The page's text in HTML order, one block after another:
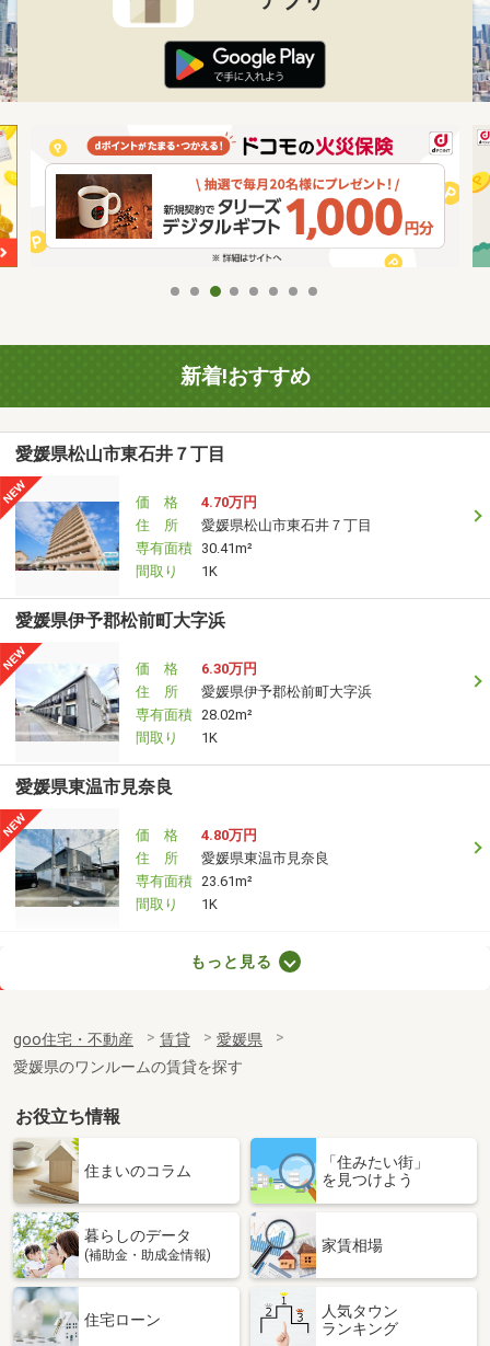
新着!おすすめ
愛媛県松山市東石井７丁目
価 格
4.70万円
住 所
愛媛県松山市東石井７丁目
専有面積 30.41m²
間取り
1K
愛媛県伊予郡松前町大字浜
価 格
6.30万円
住 所
愛媛県伊予郡松前町大字浜
専有面積 28.02m²
間取り
1K
愛媛県東温市見奈良
価 格
4.80万円
住 所
愛媛県東温市見奈良
専有面積 23.61m²
間取り
1K
愛媛県松山市東石井７丁目
専有面積
30.41m²
間取り
1K
愛媛県大洲市若宮
価 格
5.60万円
愛媛県大洲市若宮
専有面積 23.61m²
間取り
愛媛県松山市宮西３丁目
もっと見る
goo住宅・不動産 賃貸
愛媛県
愛媛県のワンルームの賃貸を探す
お役立ち情報
住まいのコラム
「住みたい街」
を見つけよう
暮らしのデータ
(補助金・助成金情報)
家賃相場
住宅ローン
人気タウン
ランキング